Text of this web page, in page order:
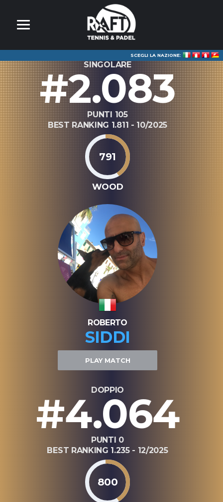
SCEGLI LA NAZIONE:
SINGOLARE
#2.083
PUNTI 105
BEST RANKING 1.811 - 10/2025
791
WOOD
ROBERTO
SIDDI
PLAY MATCH
DOPPIO
#4.064
PUNTI 0
BEST RANKING 1.235 - 12/2025
800